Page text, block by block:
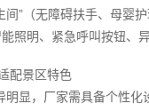
间”（无障碍扶手、母婴
照明、紧急呼叫按钮、
配景区特色
明显，厂家需具备个性化